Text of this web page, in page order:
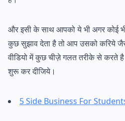
और इसी के साथ आपको ये भी अगर
कुछ सुझाव देता है तो आप उसको करिये
वीडियो में कुछ चीज़े गलत तरीके से करते
शुरू कर दीजिये।
5 Side Business For